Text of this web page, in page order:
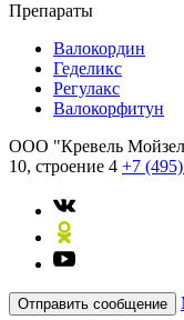
Препараты
Валокордин
Геделикс
Регулакс
Валокорфитун
ООО "Кревель
10, строение 4 +7
Отправить сообщение